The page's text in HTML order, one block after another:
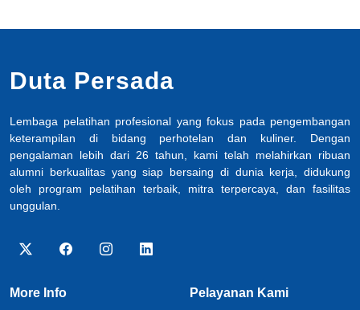
Duta Persada
Lembaga pelatihan profesional yang fokus pada pengembangan
keterampilan di bidang perhotelan dan kuliner. Dengan
pengalaman lebih dari 26 tahun, kami telah melahirkan ribuan
alumni berkualitas yang siap bersaing di dunia kerja, didukung
oleh program pelatihan terbaik, mitra terpercaya, dan fasilitas
unggulan.
More Info Pelayanan Kami